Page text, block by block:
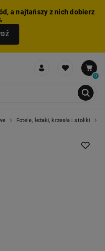
a najtańszy z nich dobierz
0
Fotele, leżaki, krzesła i stoliki